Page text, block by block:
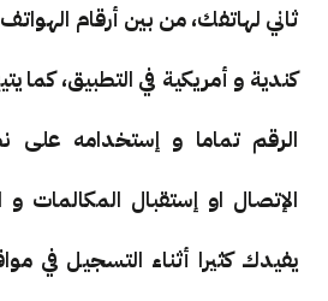
ثاني لهاتفك، من بين أرقام
كندية و أمريكية في التطبيق، كما
الرقم تماما و إستخدامه على
الإتصال او إستقبال المكالمات
يفيدك كثيرا أثناء التسجيل في